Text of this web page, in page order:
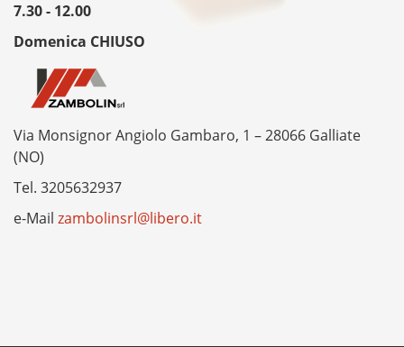
7.30 - 12.00
Domenica CHIUSO
Via Monsignor Angiolo Gambaro, 1 – 28066 Galliate
(NO)
Tel. 3205632937
e-Mail zambolinsrl@libero.it